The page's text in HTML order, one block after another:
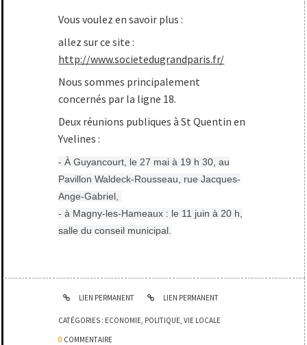
Vous voulez en savoir plus :
allez sur ce site :
http://www.societedugrandparis.fr/
Nous sommes principalement
concernés par la ligne 18.
Deux réunions publiques à St Quentin en
Yvelines :
- À Guyancourt, le 27 mai à 19 h 30, au
Pavillon Waldeck-Rousseau, rue Jacques-
Ange-Gabriel,
- à Magny-les-Hameaux : le 11 juin à 20 h,
salle du conseil municipal.
LIEN PERMANENT LIEN PERMANENT
CATÉGORIES : ECONOMIE POLITIQUE ,VIE LOCALE
0 COMMENTAIRE